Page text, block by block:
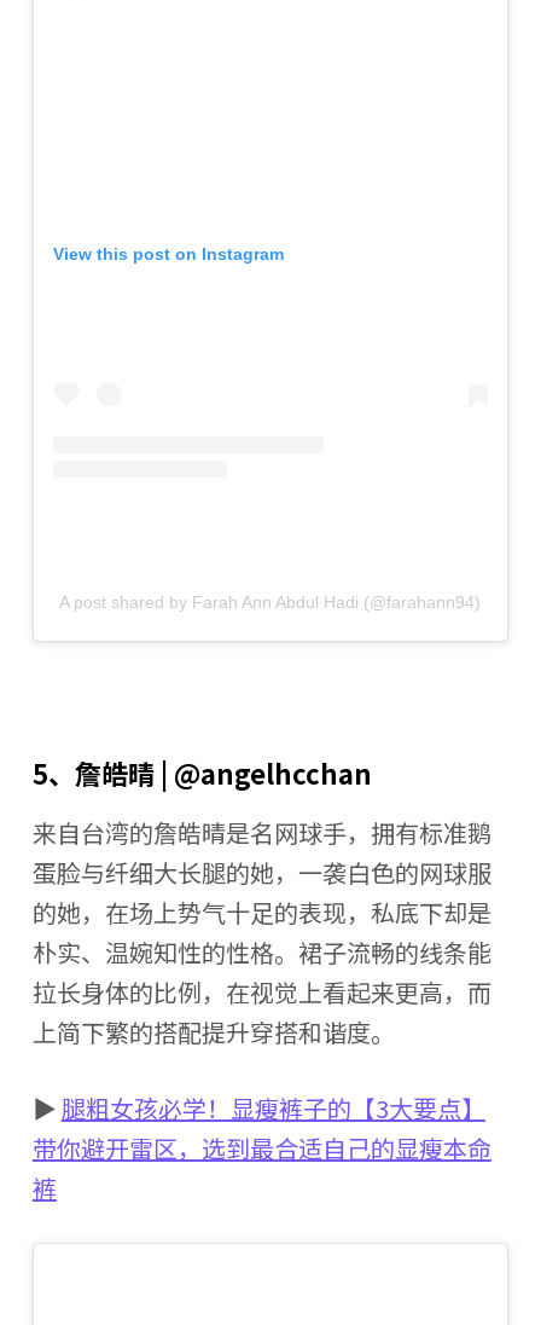
View this post on Instagram
A post shared by Farah Ann Abdul Hadi (@farahann94)
5、詹皓晴 | @angelhcchan
来自台湾的詹皓晴是名网球手，拥有标准鹅
蛋脸与纤细大长腿的她，一袭白色的网球服
的她，在场上势气十足的表现，私底下却是
朴实、温婉知性的性格。裙子流畅的线条能
拉长身体的比例，在视觉上看起来更高，而
上简下繁的搭配提升穿搭和谐度。
▶ 腿粗女孩必学！显瘦裤子的【3大要点】
带你避开雷区，选到最合适自己的显瘦本命
裤